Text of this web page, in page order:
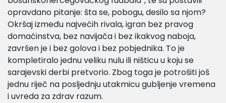
opravdano pitanje: šta se, pobogu, desilo sa njom?
Okršaj između najvećih rivala, igran bez pravog
domaćinstva, bez navijača i bez ikakvog naboja,
završen je i bez golova i bez pobjednika. To je
kompletiralo jednu veliku nulu ili ništicu u koju se
sarajevski derbi pretvorio. Zbog toga je potrošiti još
jednu riječ na posljednju utakmicu gubljenje vremena
i uvreda za zdrav razum.